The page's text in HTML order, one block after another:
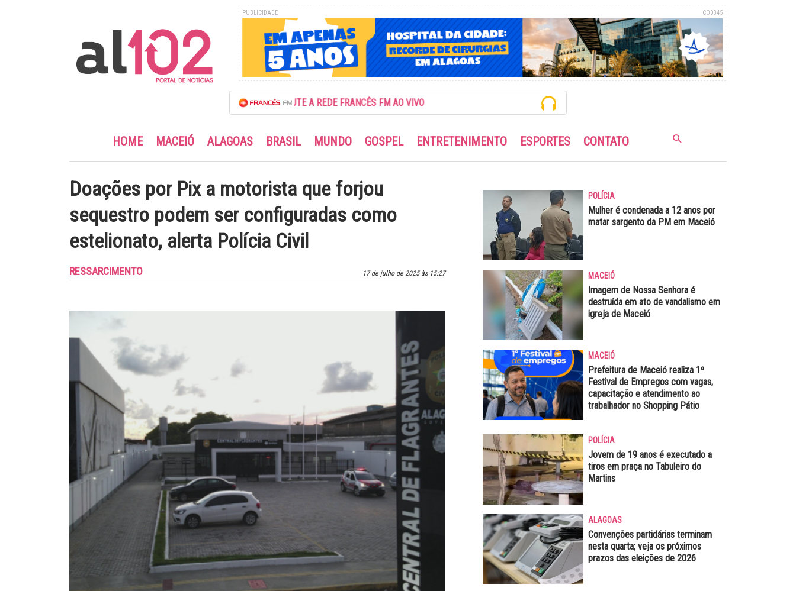
PUBLICIDADE COD345
ESCUTE A REDE FRANCÊS FM AO VIVO
HOME MACEIÓ ALAGOAS BRASIL MUNDO GOSPEL ENTRETENIMENTO ESPORTES CONTATO
Doações por Pix a motorista que forjou
sequestro podem ser configuradas como
estelionato, alerta Polícia Civil
17 de julho de 2025 às 15:27
RESSARCIMENTO
POLÍCIA
Mulher é condenada a 12 anos por
matar sargento da PM em Maceió
MACEIÓ
Imagem de Nossa Senhora é
destruída em ato de vandalismo em
igreja de Maceió
MACEIÓ
Prefeitura de Maceió realiza 1º
Festival de Empregos com vagas,
capacitação e atendimento ao
trabalhador no Shopping Pátio
POLÍCIA
Jovem de 19 anos é executado a
tiros em praça no Tabuleiro do
Martins
ALAGOAS
Convenções partidárias terminam
nesta quarta; veja os próximos
prazos das eleições de 2026